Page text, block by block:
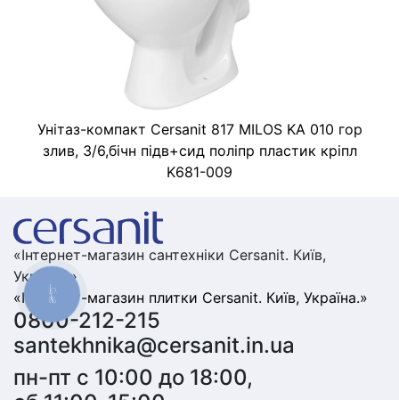
Унітаз-компакт Cersanit 817 MILOS KA 010 гор
злив, 3/6,бічн підв+сид поліпр пластик кріпл
K681-009
«Інтернет-магазин сантехніки Cersanit. Київ,
Україна.»
«Інтернет-магазин плитки Cersanit. Київ, Україна.»
0800-212-215
santekhnika@cersanit.in.ua
пн-пт с 10:00 до 18:00,
КНОПКА
ЗВ'ЯЗКУ